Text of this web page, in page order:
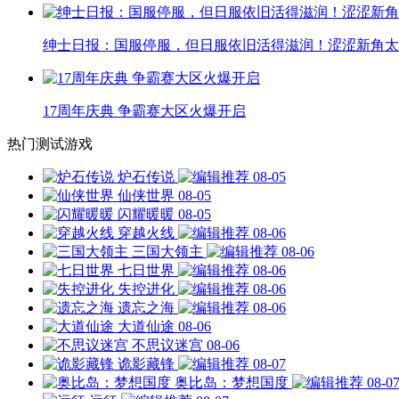
绅士日报：国服停服，但日服依旧活得滋润！涩涩新角
17周年庆典 争霸赛大区火爆开启
热门测试游戏
炉石传说
08-05
仙侠世界 08-05
闪耀暖暖 08-05
穿越火线
08-06
三国大领主
08-06
七日世界
08-06
失控进化
08-06
遗忘之海
08-06
大道仙途 08-06
不思议迷宫 08-06
诡影藏锋
08-07
奥比岛：梦想国度
08-07